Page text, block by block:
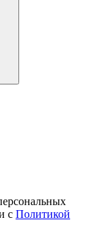
с Политикой